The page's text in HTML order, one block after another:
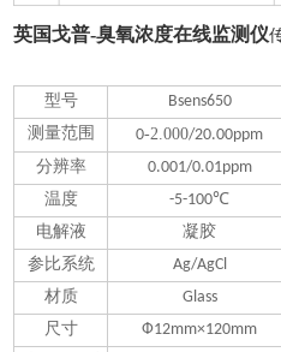
英国戈普-臭氧浓度在线监测仪
型号
Bsens650
测量范围
0-2.000/20.00ppm
分辨率
0.001/0.01ppm
温度
-5-100℃
电解液
凝胶
参比系统
Ag/AgCl
材质
Glass
尺寸
Ф12mm×120mm